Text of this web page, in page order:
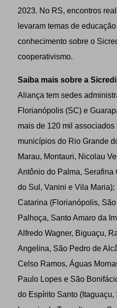
2023. No RS, encontros
levaram temas de
conhecimento sobre o
cooperativismo.
Saiba mais sobre a
Aliança tem sedes
Florianópolis (SC) e
mais de 120 mil associados
municípios do Rio Grande
Marau, Montauri, Nicolau
Antônio do Palma, Serafina
do Sul, Vanini e Vila
Catarina (Florianópolis,
Palhoça, Santo Amaro da
Alfredo Wagner, Biguaçu,
Angelina, São Pedro de
Celso Ramos, Águas
Paulo Lopes e São
do Espírito Santo (Itaguaçu,